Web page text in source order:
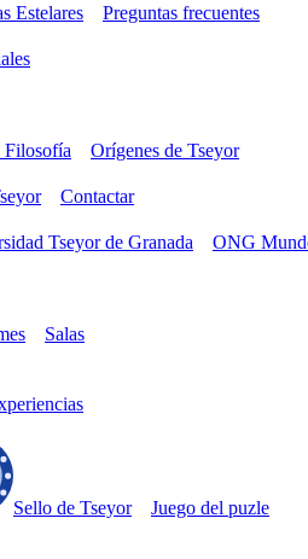
Estelares
Preguntas frecuentes
Filosofía
Orígenes de Tseyor
Contactar
Tseyor de Granada ONG
Salas
Sello de Tseyor
Juego del puzle